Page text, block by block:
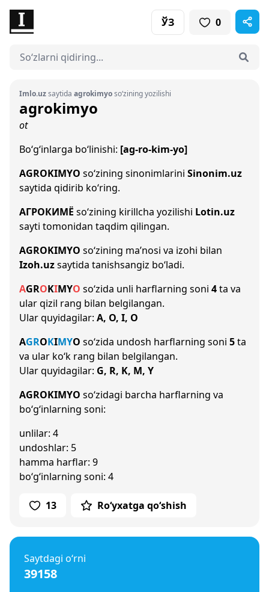
ЎЗ 0
Imlo.uzsaytida agrokimyoso‘zining yozilishi
agrokimyo
ot
Bo‘g‘inlarga bo‘linishi: [ag-ro-kim-yo]
AGROKIMYO so‘zining sinonimlarini Sinonim.uz
saytida qidirib ko‘ring.
АГРОКИМЁ so‘zining kirillcha yozilishi Lotin.uz
sayti tomonidan taqdim qilingan.
AGROKIMYO so‘zining ma’nosi va izohi bilan
Izoh.uzsaytida tanishsangiz bo‘ladi.
AGROKIMYO so‘zida unli harflarning soni 4ta va
ular qizil rang bilan belgilangan.
Ular quyidagilar: A, O, I, O
AGROKIMYO so‘zida undosh harflarning soni 5ta
va ular ko‘k rang bilan belgilangan.
Ular quyidagilar: G, R, K, M, Y
AGROKIMYO so‘zidagi barcha harflarning va
bo‘g‘inlarning soni:
unlilar: 4
undoshlar: 5
hamma harflar: 9
bo‘g‘inlarning soni: 4
13 Ro‘yxatga qo‘shish
Saytdagi o‘rni
39158